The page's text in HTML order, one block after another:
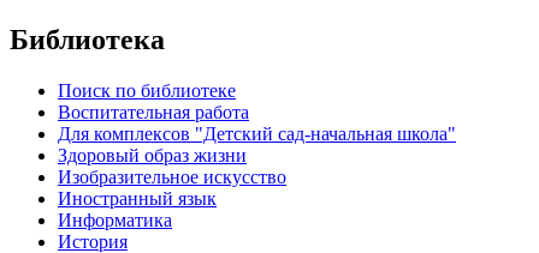
Библиотека
Поиск по библиотеке
Воспитательная работа
Для комплексов "Детский сад-начальная школа"
Здоровый образ жизни
Изобразительное искусство
Иностранный язык
Информатика
История